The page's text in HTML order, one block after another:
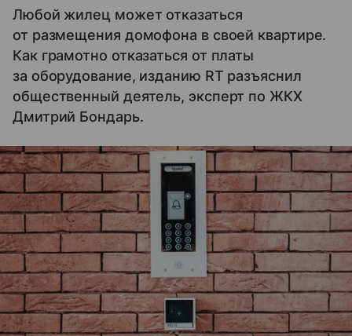
Любой жилец может отказаться
от размещения домофона в своей квартире.
Как грамотно отказаться от платы
за оборудование, изданию RT разъяснил
общественный деятель, эксперт по ЖКХ
Дмитрий Бондарь.